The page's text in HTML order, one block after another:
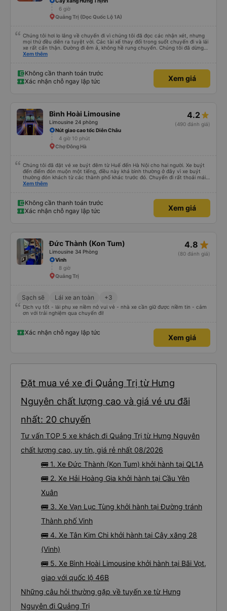
6 giờ
Quảng Trị (Dọc Quốc Lộ 1A)
Chúng tôi hơi lo lắng về chuyến đi vì chúng tôi đã đọc các nhận xét, nhưng
mọi thứ đều diễn ra tuyệt vời. Các tài xế thay đổi trong suốt chuyến đi và lái
xe rất cẩn thận. Đường đi êm ả, không hề rung chuyển. Chúng tôi đã dừng
đủ số lần để đi vệ sinh và dừng lại để ăn tối. Nhìn chung, ghế ngồi có thể hơi
Xem thêm
Không cần thanh toán trước
Xác nhận chỗ ngay lập tức
Xem giá
Bình Hoài Limousine
Limousine 24 phòng
4.2
(490 đánh giá)
Nút giao cao tốc Diễn Châu
4 giờ 10 phút
Chợ Đông Hà
Chúng tôi đã đặt vé xe buýt đêm từ Huế đến Hà Nội cho hai người. Xe buýt
đến điểm đón muộn một tiếng, điều này khá bình thường ở đây vì xe buýt
thường đón khách từ các thành phố khác trước đó. Chuyến đi rất thoải mái,
ghế nằm êm ái, và ngay cả người cao 1,80 m như tôi vẫn ngủ ngon. Sau khi
rắc rối như vậy, nhưng thật tốt khi thấy công ty xe buýt quan tâm đến
khách hàng của mình. Chúng tôi chắc chắn sẽ đi xe của họ lần nữa.
Xem thêm
Không cần thanh toán trước
Xác nhận chỗ ngay lập tức
Xem giá
Đức Thành (Kon Tum)
Limousine 34 Phòng
4.8 star_rate
(80 đánh giá)
Vinh
8 giờ
Quảng Trị
Sạch sẽ Lái xe an toàn +3
Dịch vụ tốt - lái phụ xe niềm nở vui vẻ - nhà xe cần giữ được niềm tin - cảm
ơn với trải nghiệm qua chuyến đi!
Xác nhận chỗ ngay lập tức
Xem giá
Đặt mua vé xe đi Quảng Trị từ Hưng
Nguyên chất lượng cao và giá vé ưu đãi
nhất: 20 chuyến
Tư vấn TOP 5 xe khách đi Quảng Trị từ Hưng Nguyên
chất lượng cao, uy tín, giá rẻ nhất 08/2026
🚌 1. Xe Đức Thành (Kon Tum) khởi hành tại QL1A
🚌 2. Xe Hải Hoàng Gia khởi hành tại Cầu Yên
Xuân
🚌 3. Xe Vạn Lục Tùng khởi hành tại Đường tránh
Thành phố Vinh
🚌 4. Xe Tân Kim Chi khởi hành tại Cây xăng 28
(Vinh)
🚌 5. Xe Bình Hoài Limousine khởi hành tại Bãi Vọt,
giao với quốc lộ 46B
Những câu hỏi thường gặp về tuyến xe từ Hưng
Nguyên đi Quảng Trị